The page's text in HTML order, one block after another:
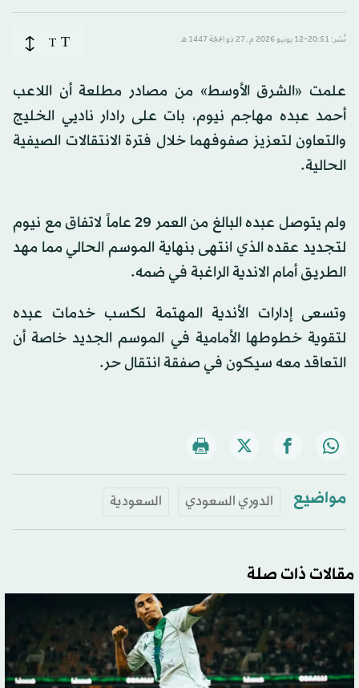
نُشر: 20:51-12 يونيو 2026 م ـ 27 ذو الحِجّة 1447 هـ T
T
علمت «الشرق الأوسط» من مصادر مطلعة أن اللاعب
أحمد عبده مهاجم نيوم، بات على رادار ناديي الخليج
والتعاون لتعزيز صفوفهما خلال فترة الانتقالات الصيفية
الحالية.
ولم يتوصل عبده البالغ من العمر 29 عاماً لاتفاق مع نيوم
لتجديد عقده الذي انتهى بنهاية الموسم الحالي مما مهد
الطريق أمام الاندية الراغبة في ضمه.
وتسعى إدارات الأندية المهتمة لكسب خدمات عبده
لتقوية خطوطها الأمامية في الموسم الجديد خاصة أن
التعاقد معه سيكون في صفقة انتقال حر.
مواضيع الدوري السعودي السعودية
مقالات ذات صلة